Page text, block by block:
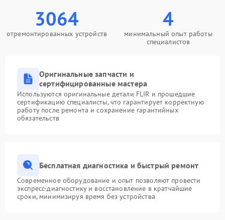
3064
отремонтированных устройств
4
минимальный опыт работы
специалистов
Оригинальные запчасти и
сертифицированные мастера
Используются оригинальные детали FLIR и прошедшие
сертификацию специалисты, что гарантирует корректную
работу после ремонта и сохранение гарантийных
обязательств
Бесплатная диагностика и быстрый ремонт
Современное оборудование и опыт позволяют провести
экспресс-диагностику и восстановление в кратчайшие
сроки, минимизируя время без устройства